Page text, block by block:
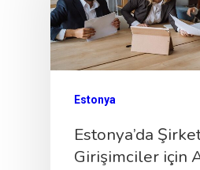
Estonya
Estonya’da
Girişimciler için